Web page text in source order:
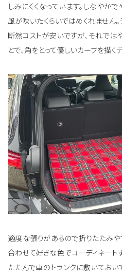
しみにくくなっています。しなやか
風が吹いたくらいではめくれません
断然コストが安いですが、それでは
とで、角をとって優しいカーブを描く
適度な張りがあるので折りたたみや
合わせて好きな色でコーディネート
たたんで車のトランクに敷いておい